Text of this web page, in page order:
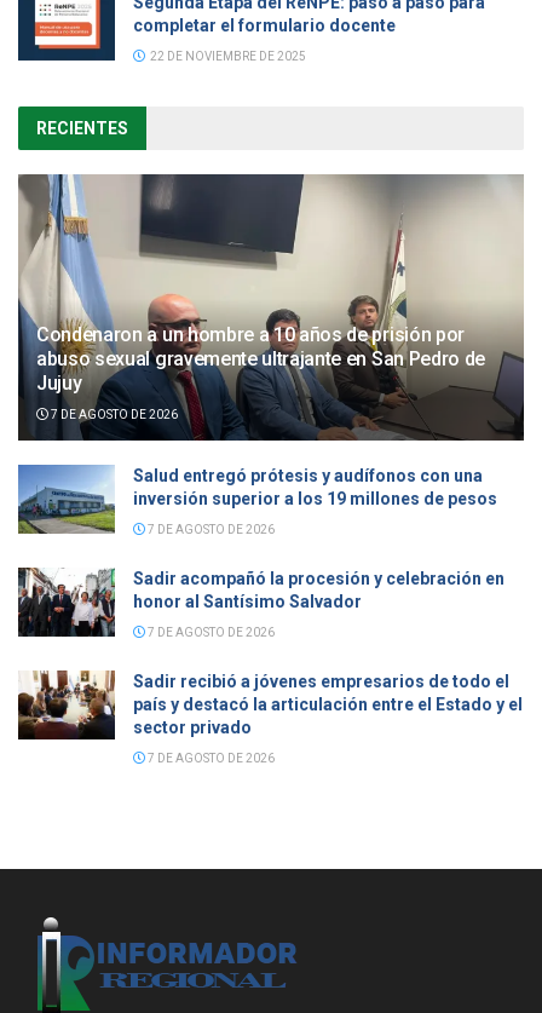
completar el formulario docente
22 DE NOVIEMBRE DE 2025
RECIENTES
Condenaron a un hombre a 10 años de prisión por
abuso sexual gravemente ultrajante en San Pedro de
Jujuy
7 DE AGOSTO DE 2026
Salud entregó prótesis y audífonos con una
inversión superior a los 19 millones de pesos
7 DE AGOSTO DE 2026
Sadir acompañó la procesión y celebración en
honor al Santísimo Salvador
7 DE AGOSTO DE 2026
Sadir recibió a jóvenes empresarios de todo el
país y destacó la articulación entre el Estado y el
sector privado
7 DE AGOSTO DE 2026